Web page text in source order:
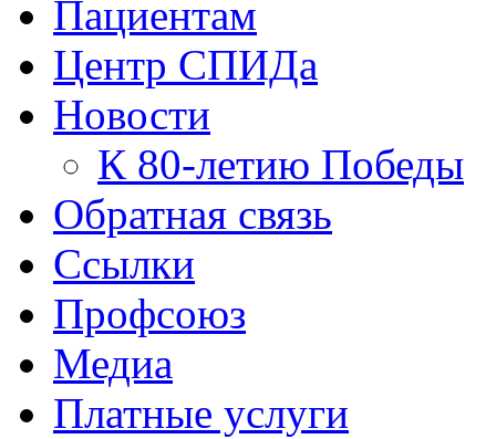
Пациентам
Центр СПИДа
Новости
К 80-летию Победы
Обратная связь
Ссылки
Профсоюз
Медиа
Платные услуги